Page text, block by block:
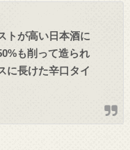
トが高い日本酒に
も削って造られ
に長けた辛口タイ